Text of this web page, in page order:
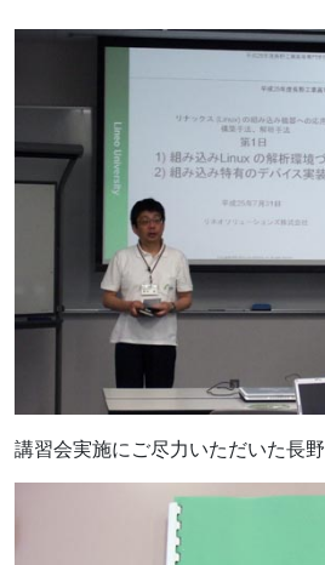
講習会実施にご尽力いただいた長